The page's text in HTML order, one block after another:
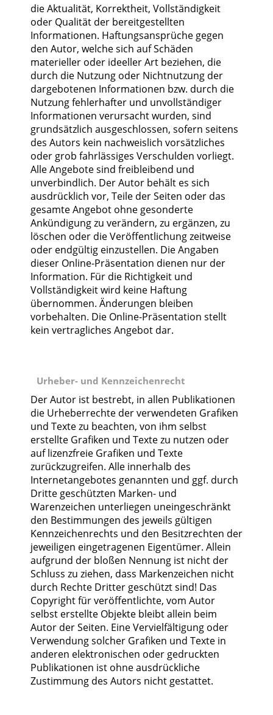
die Aktualität, Korrektheit, Vollständigkeit
oder Qualität der bereitgestellten
Informationen. Haftungsansprüche gegen
den Autor, welche sich auf Schäden
materieller oder ideeller Art beziehen, die
durch die Nutzung oder Nichtnutzung der
dargebotenen Informationen bzw. durch die
Nutzung fehlerhafter und unvollständiger
Informationen verursacht wurden, sind
grundsätzlich ausgeschlossen, sofern seitens
des Autors kein nachweislich vorsätzliches
oder grob fahrlässiges Verschulden vorliegt.
Alle Angebote sind freibleibend und
unverbindlich. Der Autor behält es sich
ausdrücklich vor, Teile der Seiten oder das
gesamte Angebot ohne gesonderte
Ankündigung zu verändern, zu ergänzen, zu
löschen oder die Veröffentlichung zeitweise
oder endgültig einzustellen. Die Angaben
dieser Online-Präsentation dienen nur der
Information. Für die Richtigkeit und
Vollständigkeit wird keine Haftung
übernommen. Änderungen bleiben
vorbehalten. Die Online-Präsentation stellt
kein vertragliches Angebot dar.
Urheber- und Kennzeichenrecht
Der Autor ist bestrebt, in allen Publikationen
die Urheberrechte der verwendeten Grafiken
und Texte zu beachten, von ihm selbst
erstellte Grafiken und Texte zu nutzen oder
auf lizenzfreie Grafiken und Texte
zurückzugreifen. Alle innerhalb des
Internetangebotes genannten und ggf. durch
Dritte geschützten Marken- und
Warenzeichen unterliegen uneingeschränkt
den Bestimmungen des jeweils gültigen
Kennzeichenrechts und den Besitzrechten der
jeweiligen eingetragenen Eigentümer. Allein
aufgrund der bloßen Nennung ist nicht der
Schluss zu ziehen, dass Markenzeichen nicht
durch Rechte Dritter geschützt sind! Das
Copyright für veröffentlichte, vom Autor
selbst erstellte Objekte bleibt allein beim
Autor der Seiten. Eine Vervielfältigung oder
Verwendung solcher Grafiken und Texte in
anderen elektronischen oder gedruckten
Publikationen ist ohne ausdrückliche
Zustimmung des Autors nicht gestattet.